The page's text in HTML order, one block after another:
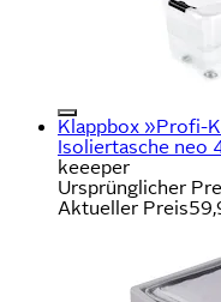
Klappbox »Profi-
Isoliertasche neo
keeeper
Ursprünglicher
Aktueller Preis